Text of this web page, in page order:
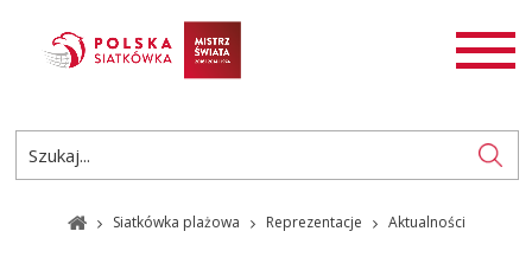
AKTUALNOŚCI
ROZGRYWKI
PL
EN
Siatkówka plażowa Reprezentacje Aktualności